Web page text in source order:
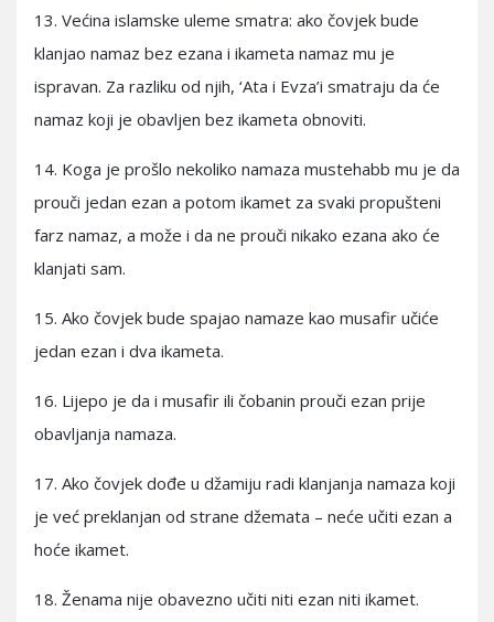
13. Većina islamske uleme smatra: ako čovjek bude
klanjao namaz bez ezana i ikameta namaz mu je
ispravan. Za razliku od njih, ‘Ata i Evza’i smatraju da će
namaz koji je obavljen bez ikameta obnoviti.
14. Koga je prošlo nekoliko namaza mustehabb mu je da
prouči jedan ezan a potom ikamet za svaki propušteni
farz namaz, a može i da ne prouči nikako ezana ako će
klanjati sam.
15. Ako čovjek bude spajao namaze kao musafir učiće
jedan ezan i dva ikameta.
16. Lijepo je da i musafir ili čobanin prouči ezan prije
obavljanja namaza.
17. Ako čovjek dođe u džamiju radi klanjanja namaza koji
je već preklanjan od strane džemata – neće učiti ezan a
hoće ikamet.
18. Ženama nije obavezno učiti niti ezan niti ikamet.